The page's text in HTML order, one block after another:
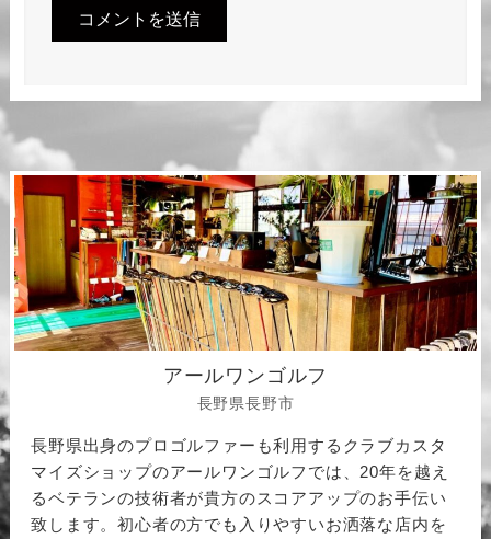
アールワンゴルフ
長野県長野市
長野県出身のプロゴルファーも利用するクラブカスタ
マイズショップのアールワンゴルフでは、20年を越え
るベテランの技術者が貴方のスコアアップのお手伝い
致します。初心者の方でも入りやすいお洒落な店内を